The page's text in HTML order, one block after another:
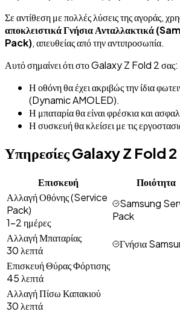
Σε αντίθεση με πολλές λύσεις της αγοράς,
αποκλειστικά Γνήσια Ανταλλακτικά
Pack), απευθείας από την αντιπροσωπία.
Αυτό σημαίνει ότι στοGalaxy Z Fold 2σας:
Η οθόνη θα έχει ακριβώς την ίδια
(Dynamic AMOLED).
Η μπαταρία θα είναι φρέσκια και
Η συσκευή θα κλείσει με τις
ΥπηρεσίεςGalaxy Z Fold 2
Επισκευή Ποιότητα
Αλλαγή Οθόνης (Service
Pack)
1-2 ημέρες
Samsung
Pack
Αλλαγή Μπαταρίας
30 λεπτά
Γνήσια
Επισκευή Θύρας Φόρτισης
45 λεπτά
Αλλαγή Πίσω Καπακιού
30 λεπτά